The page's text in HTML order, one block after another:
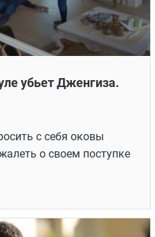
убьет Дженгиза.
с себя оковы
о своем поступке